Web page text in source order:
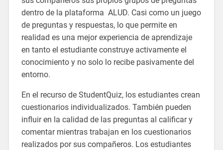
dentro de la plataforma ALUD. Casi como un juego
de preguntas y respuestas, lo que permite en
realidad es una mejor experiencia de aprendizaje
en tanto el estudiante construye activamente el
conocimiento y no solo lo recibe pasivamente del
entorno.
En el recurso de StudentQuiz, los estudiantes crean
cuestionarios individualizados. También pueden
influir en la calidad de las preguntas al calificar y
comentar mientras trabajan en los cuestionarios
realizados por sus compañeros. Los estudiantes